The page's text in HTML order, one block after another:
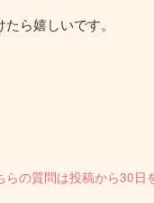
ら嬉しいです。
らの質問は投稿から30日